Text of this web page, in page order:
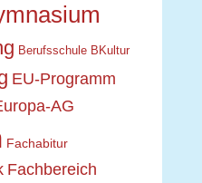
Berufsschule BKultur
EU-Programm
AG
Fachabitur
Fachbereich